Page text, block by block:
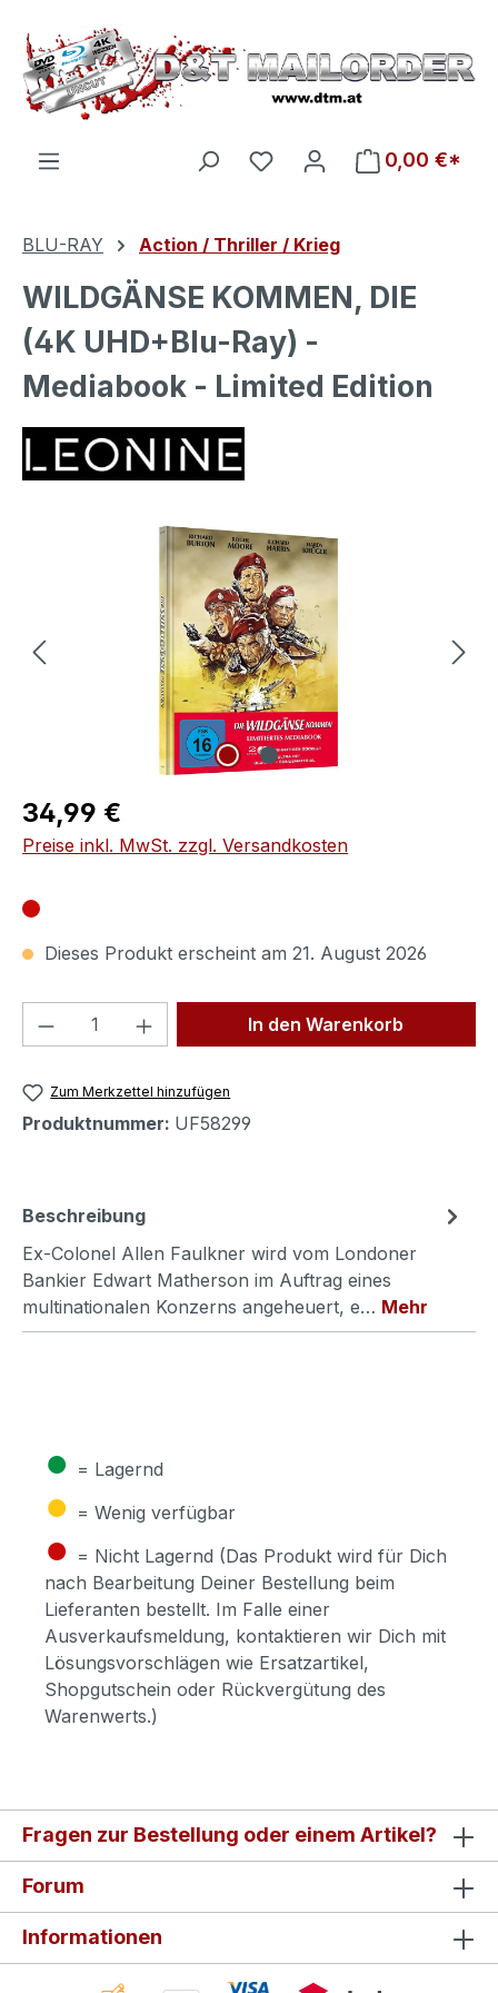
Zum Hauptinhalt springen
Du hast 0 Produkte auf
0,00 €*
BLU-RAY Action / Thriller / Krieg
WILDGÄNSE KOMMEN, DIE
(4K UHD+Blu-Ray) -
Mediabook - Limited Edition
Bildergalerie überspringen
Regulärer Preis:
34,99 €
Preise inkl. MwSt. zzgl. Versandkosten
Dieses Produkt erscheint am 21. August 2026
Produkt Anzahl: Gib denIn den Warenkorb
Zum Merkzettel hinzufügen
Produktnummer: UF58299
Beschreibung
Ex-Colonel Allen Faulkner wird vom Londoner
Bankier Edwart Matherson im Auftrag eines
multinationalen Konzerns angeheuert, e… Mehr
● = Lagernd
● = Wenig verfügbar
● = Nicht Lagernd (Das Produkt wird für Dich
nach Bearbeitung Deiner Bestellung beim
Lieferanten bestellt. Im Falle einer
Ausverkaufsmeldung, kontaktieren wir Dich mit
Lösungsvorschlägen wie Ersatzartikel,
Shopgutschein oder Rückvergütung des
Warenwerts.)
Fragen zur Bestellung oder einem Artikel?
Forum
Informationen